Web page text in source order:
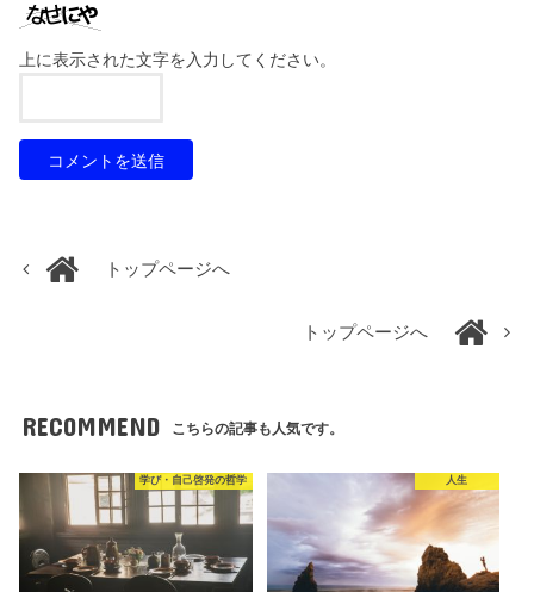
上に表示された文字を入力してください。
トップページへ
トップページへ
RECOMMEND こちらの記事も人気です。
学び・自己啓発の哲学 人生